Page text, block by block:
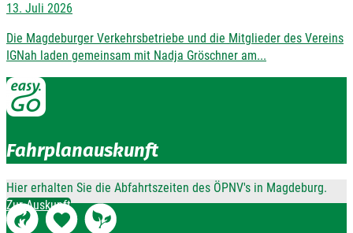
13. Juli 2026
Die Magdeburger Verkehrsbetriebe und die Mitglieder des Vereins
IGNah laden gemeinsam mit Nadja Gröschner am...
Fahrplanauskunft
Hier erhalten Sie die Abfahrtszeiten des ÖPNV's in Magdeburg.
Zur Auskunft